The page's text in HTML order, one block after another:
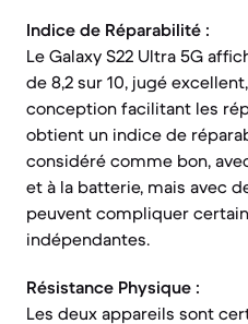
Indice de Réparabilité :
Le Galaxy S22 Ultra 5G
de 8,2 sur 10, jugé
conception facilitant les
obtient un indice de
considéré comme bon,
et à la batterie, mais avec
peuvent compliquer
indépendantes.
Résistance Physique :
Les deux appareils sont